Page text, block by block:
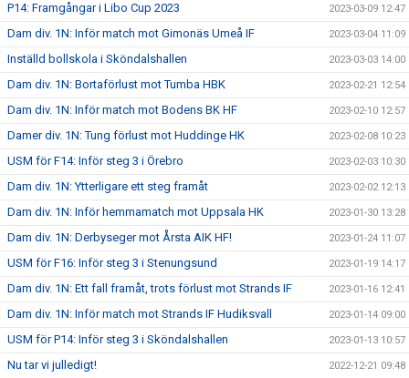
P14: Framgångar i Libo Cup 2023 2023-03-09 12:47
Dam div. 1N: Inför match mot Gimonäs Umeå IF 2023-03-04 11:09
Inställd bollskola i Sköndalshallen 2023-03-03 14:00
Dam div. 1N: Bortaförlust mot Tumba HBK 2023-02-21 12:54
Dam div. 1N: Inför match mot Bodens BK HF 2023-02-10 12:57
Damer div. 1N: Tung förlust mot Huddinge HK 2023-02-08 10:23
USM för F14: Inför steg 3 i Örebro 2023-02-03 10:30
Dam div. 1N: Ytterligare ett steg framåt 2023-02-02 12:13
Dam div. 1N: Inför hemmamatch mot Uppsala HK 2023-01-30 13:28
Dam div. 1N: Derbyseger mot Årsta AIK HF! 2023-01-24 11:07
USM för F16: Inför steg 3 i Stenungsund 2023-01-19 14:17
Dam div. 1N: Ett fall framåt, trots förlust mot Strands IF 2023-01-16 12:41
Dam div. 1N: Inför match mot Strands IF Hudiksvall 2023-01-14 09:00
USM för P14: Inför steg 3 i Sköndalshallen 2023-01-13 10:57
Nu tar vi julledigt! 2022-12-21 09:48